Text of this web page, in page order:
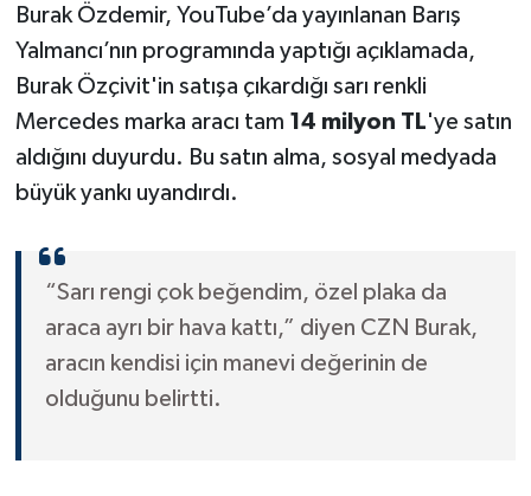
Burak Özdemir, YouTube’da yayınlanan Barış
Yalmancı’nın programında yaptığı açıklamada,
Burak Özçivit'in satışa çıkardığı sarı renkli
Mercedes marka aracı tam 14 milyon TL'ye satın
aldığını duyurdu. Bu satın alma, sosyal medyada
büyük yankı uyandırdı.
“Sarı rengi çok beğendim, özel plaka da
araca ayrı bir hava kattı,” diyen CZN Burak,
aracın kendisi için manevi değerinin de
olduğunu belirtti.